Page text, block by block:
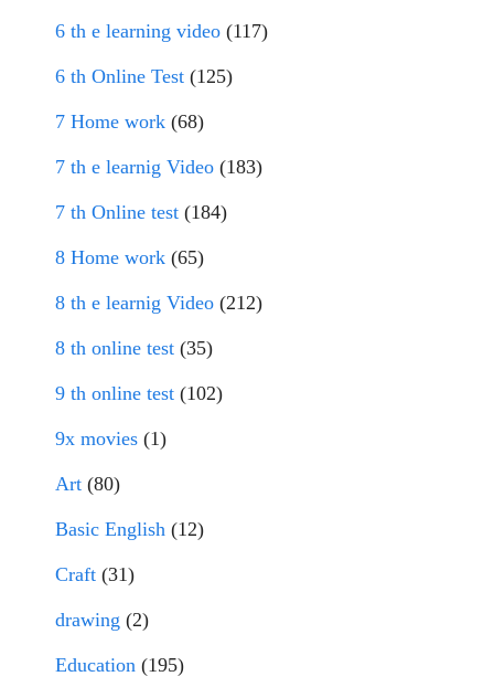
6 th e learning video (117)
6 th Online Test (125)
7 Home work (68)
7 th e learnig Video (183)
7 th Online test (184)
8 Home work (65)
8 th e learnig Video (212)
8 th online test (35)
9 th online test (102)
9x movies (1)
Art (80)
Basic English (12)
Craft (31)
drawing (2)
Education (195)